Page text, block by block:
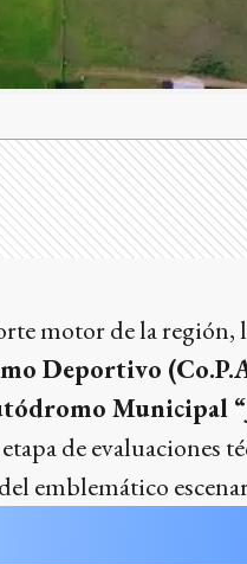
motor de la región,
Deportivo
Municipal
de evaluaciones
emblemático